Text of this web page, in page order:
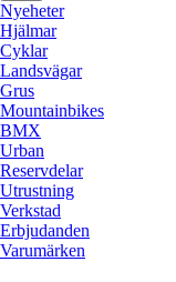
Nyeheter
Hjälmar
Cyklar
Landsvägar
Grus
Mountainbikes
BMX
Urban
Reservdelar
Utrustning
Verkstad
Erbjudanden
Varumärken